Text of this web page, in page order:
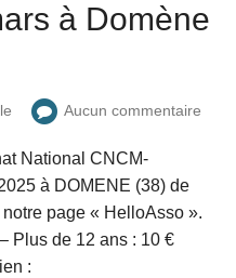
à Domène
Aucun commentaire
National CNCM-
à DOMENE (38) de
page « HelloAsso ».
Plus de 12 ans : 10 €
: